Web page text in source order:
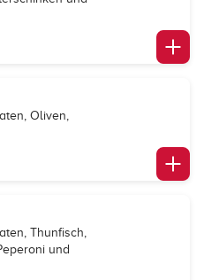
Oliven,
Thunfisch,
und